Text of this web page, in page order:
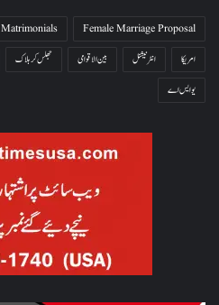
Female Marriage Proposal
Matrimonials
امریکا
انٹرنیشنل بین الاقوامی جھلس کر ہلاک
یو ایس اے